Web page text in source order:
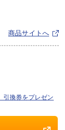
商品サイトへ
換券をプレゼン